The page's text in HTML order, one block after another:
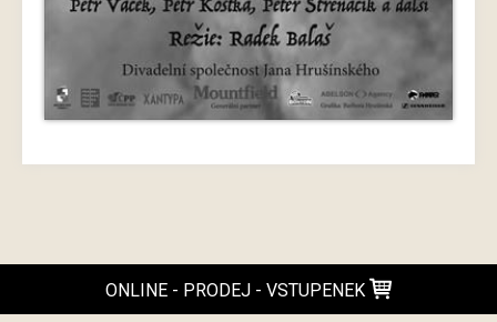
ONLINE - PRODEJ - VSTUPENEK